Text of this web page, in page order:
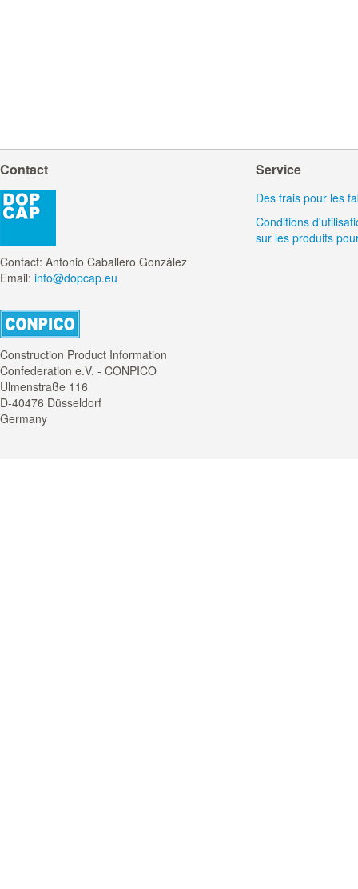
Contact
Contact: Antonio Caballero González
Email: info@dopcap.eu
Construction Product Information
Confederation e.V. - CONPICO
Ulmenstraße 116
D-40476 Düsseldorf
Germany
Service
Des frais pour les
Conditions
sur les produits